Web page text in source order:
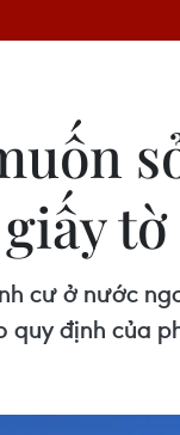
tờ
cư ở nước
quy định của